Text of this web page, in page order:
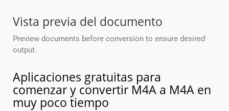
Vista previa del documento
Preview documents before conversion to ensure desired
output.
Aplicaciones gratuitas para
comenzar y convertir M4A a M4A en
muy poco tiempo